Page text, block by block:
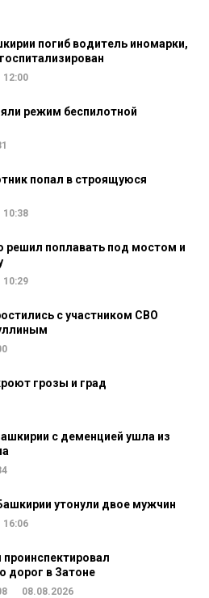
погиб водитель иномарки,
12:00
режим беспилотной
попал в строящуюся
10:38
поплавать под мостом и
10:29
с участником СВО
грозы и град
с деменцией ушла из
утонули двое мужчин
16:06
дорог в Затоне
08.08.2026